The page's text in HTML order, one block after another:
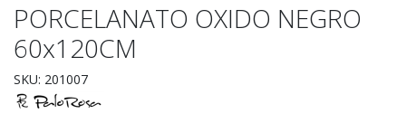
PORCELANATO OXIDO NEGRO
60x120CM
SKU: 201007